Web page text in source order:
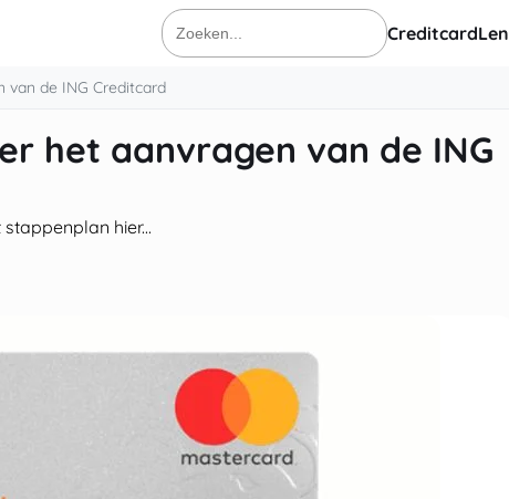
Zoeken
naar:
Creditcard
de ING Creditcard
het aanvragen van de ING
hier...